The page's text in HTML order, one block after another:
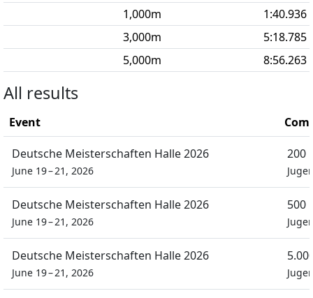
1,000m
1:40.936
3,000m
5:18.785
5,000m 8:56.263
All results
Event
Deutsche Meisterschaften Halle 2026
June 19 – 21, 2026
200
Deutsche Meisterschaften Halle 2026
June 19 – 21, 2026
500
Deutsche Meisterschaften Halle 2026
June 19 – 21, 2026